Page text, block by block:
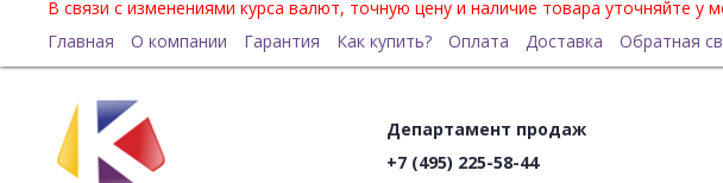
В связи с изменениями курса валют, точную цену и наличие товара уточняйте
Главная
О компании Гарантия Как купить? Оплата Доставка Обратная
Департамент продаж
+7 (495) 225-58-44